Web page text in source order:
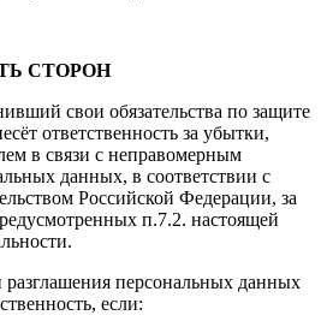
СТОРОН
свои обязательства по защите
ответственность за убытки,
в связи с неправомерным
данных, в соответствии с
Российской Федерации, за
п.7.2. настоящей
разглашения персональных данных
если: